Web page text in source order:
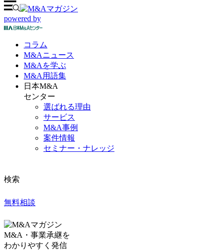
powered by
コラム
M&Aニュース
M&Aを学ぶ
M&A 用語集
日本M&A
センター
選ばれる理由
サービス
M&A事例
案件情報
セミナー・ナレッジ
検索
無料相談
M&A・事業承継を
わかりやすく発信